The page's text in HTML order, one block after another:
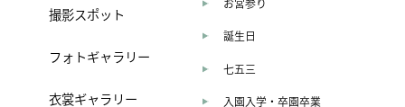
撮影スポット
フォトギャラリー
衣裳ギャラリー
お宮参り
誕生日
七五三
入園入学・卒園卒業